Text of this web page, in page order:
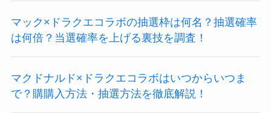
マック×ドラクエコラボの抽選枠は何名？抽選確率
は何倍？当選確率を上げる裏技を調査！
マクドナルド×ドラクエコラボはいつからいつま
で？購購入方法・抽選方法を徹底解説！